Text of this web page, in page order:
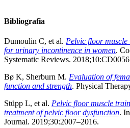
Bibliografia
Dumoulin C, et al. Pelvic floor muscle
for urinary incontinence in women.
Systematic Reviews.
Bø K, Sherburn M. Evaluation of
function and strength. Physical
Stüpp L, et al. Pelvic floor muscle
treatment of pelvic floor dysfunction.
Journal. 2019;30:2007–2016.